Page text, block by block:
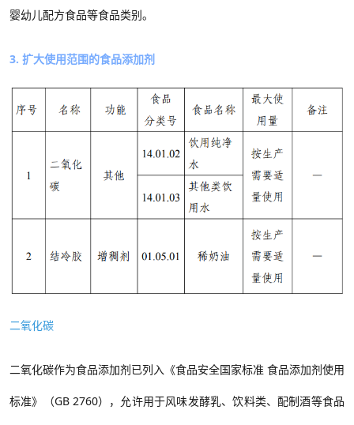
婴幼儿配方食品等食品类别。
3. 扩大使用范围的食品添加剂
二氧化碳
二氧化碳作为食品添加剂已列入 《食品安全国家标准 食品添加剂使用
标准》（GB 2760） ，允许用于风味发酵乳、饮料类、配制酒等食品